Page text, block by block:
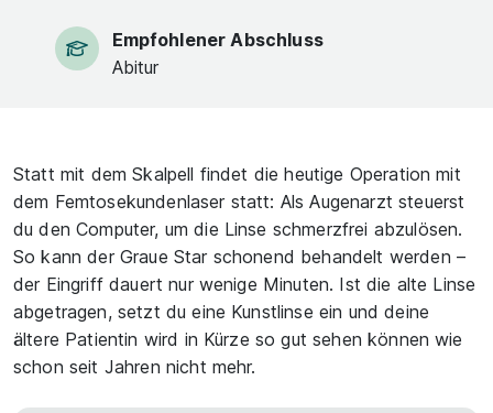
Empfohlener Abschluss
Abitur
Statt mit dem Skalpell findet die heutige Operation mit
dem Femtosekundenlaser statt: Als Augenarzt steuerst
du den Computer, um die Linse schmerzfrei abzulösen.
So kann der Graue Star schonend behandelt werden –
der Eingriff dauert nur wenige Minuten. Ist die alte Linse
abgetragen, setzt du eine Kunstlinse ein und deine
ältere Patientin wird in Kürze so gut sehen können wie
schon seit Jahren nicht mehr.